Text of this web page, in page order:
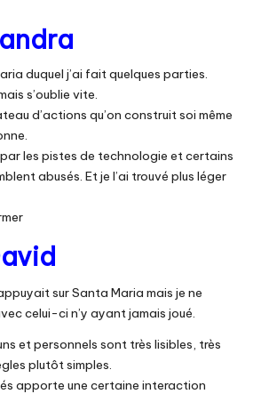
duquel j’ai fait quelques parties.
s’oublie vite.
d’actions qu’on construit soi même
les pistes de technologie et certains
abusés. Et je l’ai trouvé plus léger
sur Santa Maria mais je ne
celui-ci n’y ayant jamais joué.
et personnels sont très lisibles, très
plutôt simples.
apporte une certaine interaction